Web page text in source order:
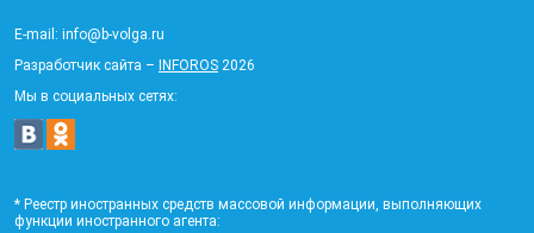
E-mail: info@b-volga.ru
Разработчик сайта – INFOROS 2026
Мы в социальных сетях:
* Реестр иностранных средств массовой информации, выполняющих
функции иностранного агента: